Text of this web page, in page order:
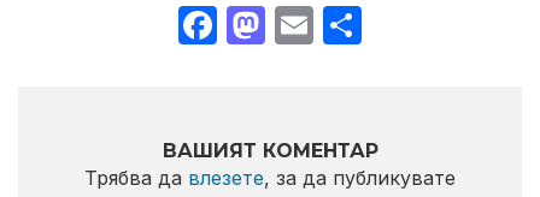
Facebook
Mastodon
Email
ВАШИЯТ КОМЕНТАР
Трябва да влезете, за да публикувате